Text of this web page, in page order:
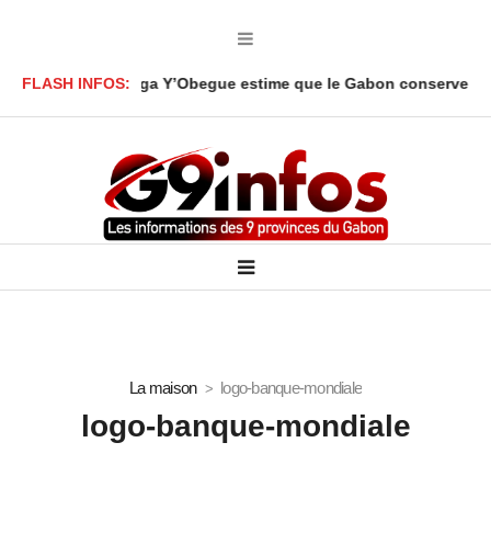
FLASH INFOS:
Ali Akbar Onanga Y’Obegue estime que le Gabon conserve des
La maison logo-banque-mondiale
logo-banque-mondiale